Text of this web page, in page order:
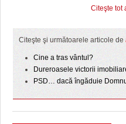
Citeşte tot
Citeşte şi următoarele articole de
Cine a tras vântul?
Dureroasele victorii
PSD… dacă îngăduie